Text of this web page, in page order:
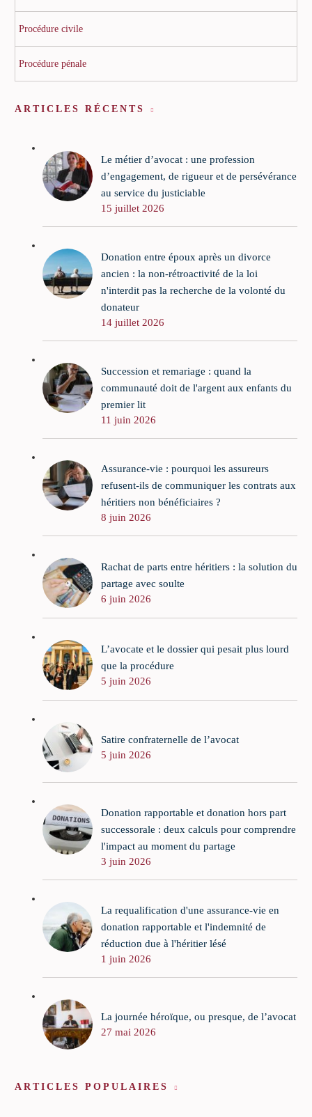
Procédure civile
Procédure pénale
ARTICLES RÉCENTS
Le métier d’avocat : une profession
d’engagement, de rigueur et de persévérance
au service du justiciable
15 juillet 2026
Donation entre époux après un divorce
ancien : la non-rétroactivité de la loi
n'interdit pas la recherche de la volonté du
donateur
14 juillet 2026
Succession et remariage : quand la
communauté doit de l'argent aux enfants du
premier lit
11 juin 2026
Assurance-vie : pourquoi les assureurs
refusent-ils de communiquer les contrats aux
héritiers non bénéficiaires ?
8 juin 2026
Rachat de parts entre héritiers : la solution du
partage avec soulte
6 juin 2026
L’avocate et le dossier qui pesait plus lourd
que la procédure
5 juin 2026
Satire confraternelle de l’avocat
5 juin 2026
Donation rapportable et donation hors part
successorale : deux calculs pour comprendre
l'impact au moment du partage
3 juin 2026
La requalification d'une assurance-vie en
donation rapportable et l'indemnité de
réduction due à l'héritier lésé
1 juin 2026
La journée héroïque, ou presque, de l’avocat
27 mai 2026
ARTICLES POPULAIRES